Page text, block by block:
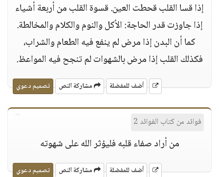
إذا قسا القلب قحطت العين. قسوة القلب من أربعة أشياء
إذا جاوزت قدر الحاجة: الأكل والنوم والكلام والمخالطة.
كما أن البدن إذا مرض لم ينفع فيه الطعام والشراب،
فكذلك القلب إذا مرض بالشهوات لم تنجح فيه المواعظ.
أضف للمفضلة مشاركة النص تصميم دعوي
فوائد من كتاب الفوائد 2
من أراد صفاء قلبه فليؤثر الله على شهوته
أضف للمفضلة مشاركة النص تصميم دعوي